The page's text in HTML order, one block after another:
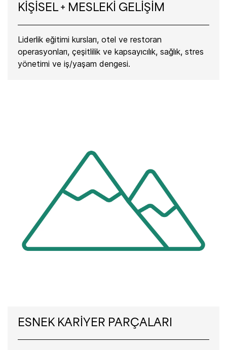
KİŞİSEL + MESLEKİ GELİŞİM
Liderlik eğitimi kursları, otel ve restoran
operasyonları, çeşitlilik ve kapsayıcılık, sağlık, stres
yönetimi ve iş/yaşam dengesi.
ESNEK KARİYER PARÇALARI